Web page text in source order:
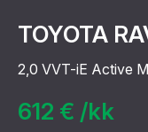
TOYOTA
2,0 VVT-iE Active
612 € /kk